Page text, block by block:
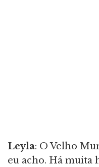
Leyla: O Velho
eu acho. Há muita